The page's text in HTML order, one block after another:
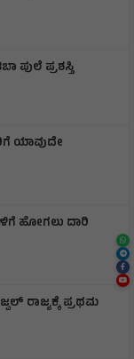
ಪುಲೆ ಪ್ರಶಸ್ತಿ
ಯಾವುದೇ
ಹೋಗಲು ದಾರಿ
ರಾಜ್ಯಕ್ಕೆ ಪ್ರಥಮ